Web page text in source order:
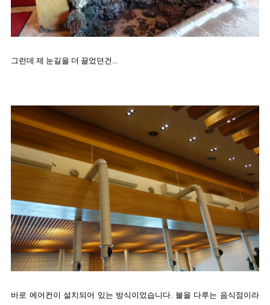
그런데 제 눈길을 더 끌었던건...
바로 에어컨이 설치되어 있는 방식이었습니다. 불을 다루는 음식점이라